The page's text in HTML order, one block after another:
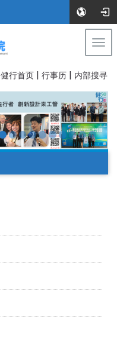
健行首页 | 行事历 | 内部搜寻